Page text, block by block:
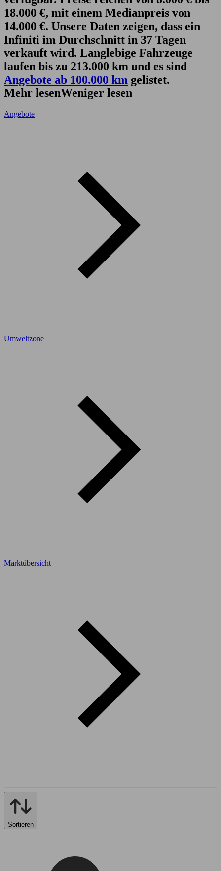
18.000 €, mit einem Medianpreis von
14.000 €. Unsere Daten zeigen, dass ein
Infiniti im Durchschnitt in 37 Tagen
verkauft wird. Langlebige Fahrzeuge
laufen bis zu 213.000 km und es sind
Angebote ab 100.000 km gelistet.
Mehr lesenWeniger lesen
Angebote
Umweltzone
Marktübersicht
Sortieren